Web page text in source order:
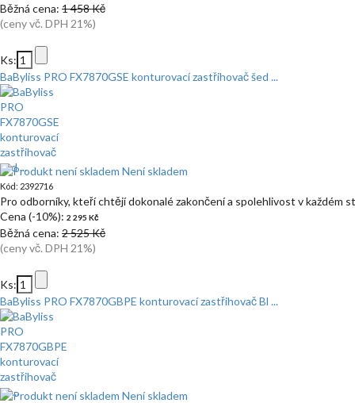
Běžná cena: 1 458 Kč
(ceny vč. DPH 21%)
Ks:
BaByliss PRO FX7870GSE konturovací zastřihovač šed ...
Není skladem
Kód: 2392716
Pro odborníky, kteří chtějí dokonalé zakončení a spolehlivost v každém
Cena (-10%): 2 295 Kč
Běžná cena: 2 525 Kč
(ceny vč. DPH 21%)
Ks:
BaByliss PRO FX7870GBPE konturovací zastřihovač Bl ...
Není skladem